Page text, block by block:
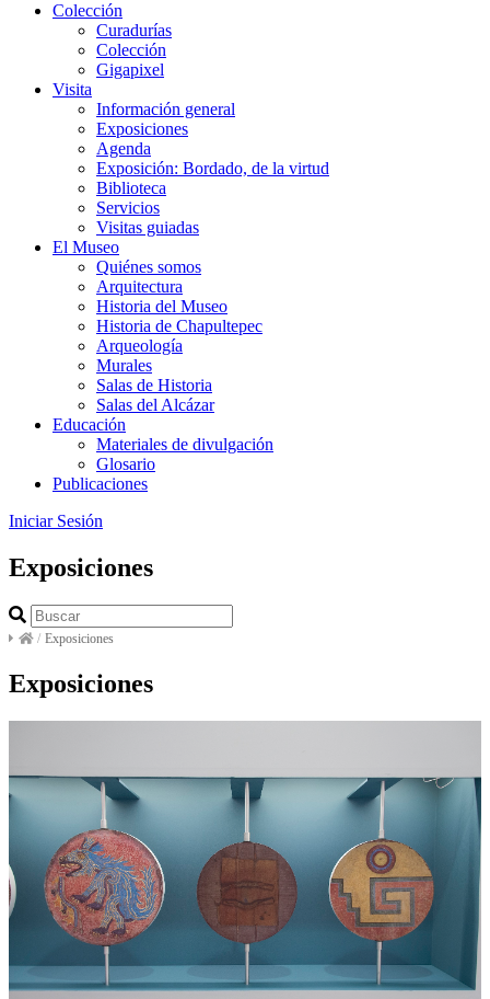
Colección
Curadurías
Colección
Gigapixel
Visita
Información general
Exposiciones
Agenda
Exposición: Bordado, de la virtud
Biblioteca
Servicios
Visitas guiadas
El Museo
Quiénes somos
Arquitectura
Historia del Museo
Historia de Chapultepec
Arqueología
Murales
Salas de Historia
Salas del Alcázar
Educación
Materiales de divulgación
Glosario
Publicaciones
Iniciar Sesión
Exposiciones
/ Exposiciones
Exposiciones